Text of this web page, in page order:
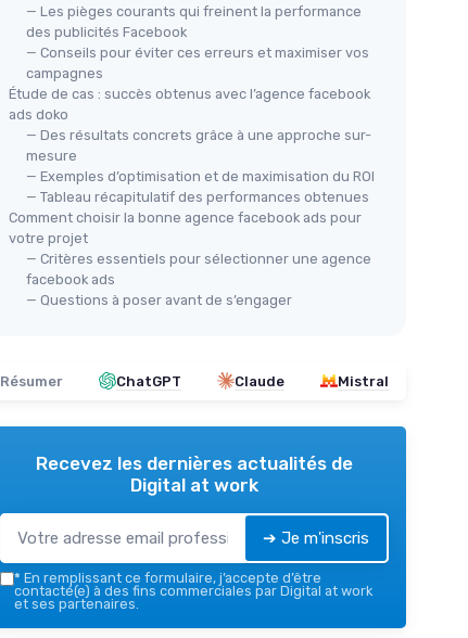
— Les pièges courants qui freinent la performance
des publicités Facebook
— Conseils pour éviter ces erreurs et maximiser vos
campagnes
Étude de cas : succès obtenus avec l’agence facebook
ads doko
— Des résultats concrets grâce à une approche sur-
mesure
— Exemples d’optimisation et de maximisation du ROI
— Tableau récapitulatif des performances obtenues
Comment choisir la bonne agence facebook ads pour
votre projet
— Critères essentiels pour sélectionner une agence
facebook ads
— Questions à poser avant de s’engager
Résumer ChatGPT Claude Mistral
Recevez les dernières actualités de
Digital at work
➔ Je m'inscris
* En remplissant ce formulaire, j’accepte d’être
contacté(e) à des fins commerciales par Digital at work
et ses partenaires.